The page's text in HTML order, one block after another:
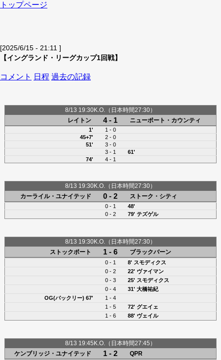
トップページ
[2025/6/15 - 21:11 ]
【イングランド・リーグカップ1回戦】
コメント 日程 過去の記録
8/13 19:30K.O.（日本時間27:30）
レイトン
4 - 1 ニューポート・カウンティ
1'
1 - 0
45+7'
2 - 0
51'
3 - 0
3 - 1
61'
74'
4 - 1
8/13 19:30K.O.（日本時間27:30）
カーライル・ユナイテッド
0 - 2 ストーク・シティ
0 - 1
48'
0 - 2
79' テズゲル
8/13 19:30K.O.（日本時間27:30）
ストックポート
1 - 6 ブラックバーン
0 - 1 8' スモディクス
0 - 2
22' ヴァイマン
0 - 3
25' スモディクス
0 - 4
31' 大橋祐紀
OG(バックリー) 67'
1 - 4
1 - 5
72' グエイェ
1 - 6
88' ヴェイル
8/13 19:45K.O.（日本時間27:45）
ケンブリッジ・ユナイテッド
1 - 2 QPR